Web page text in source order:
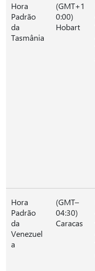
Hora
Padrão
da
Tasmânia
(GMT+1
0:00)
Hobart
Hora
Padrão
da
Venezuel
a
(GMT–
04:30)
Caracas